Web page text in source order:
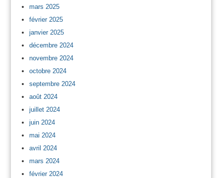
mars 2025
février 2025
janvier 2025
décembre 2024
novembre 2024
octobre 2024
septembre 2024
août 2024
juillet 2024
juin 2024
mai 2024
avril 2024
mars 2024
février 2024